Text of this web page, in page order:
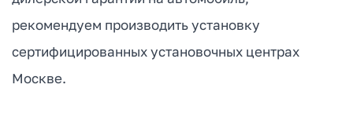
рекомендуем производить установку
сертифицированных установочных центрах
Москве.